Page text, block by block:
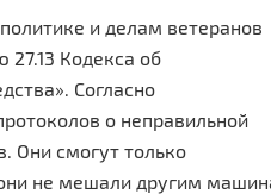
и делам ветеранов
Кодекса об
Согласно
о неправильной
Они смогут только
не мешали другим